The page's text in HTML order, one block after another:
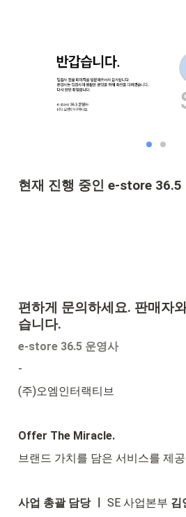
현재 진행 중인 e-store 36.5
편하게 문의하세요. 판매자
습니다.
e-store 36.5 운영사
-
(주)오엠인터랙티브
Offer The Miracle.
브랜드 가치를 담은 서비스를 제
사업 총괄 담당 ㅣ SE 사업본부 김